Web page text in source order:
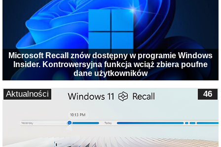
Microsoft Recall znów dostępny w programie Windows
Insider. Kontrowersyjna funkcja wciąż zbiera poufne
dane użytkowników
46
Aktualności